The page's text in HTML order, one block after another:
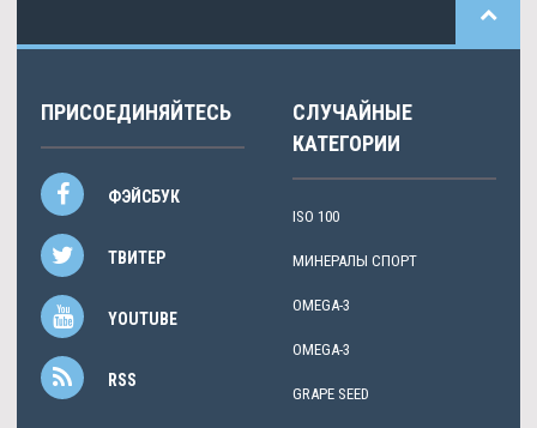
ПРИСОЕДИНЯЙТЕСЬ
ФЭЙСБУК
ТВИТЕР
YOUTUBE
RSS
СЛУЧАЙНЫЕ
КАТЕГОРИИ
ISO 100
МИНЕРАЛЫ СПОРТ
OMEGA-3
OMEGA-3
GRAPE SEED